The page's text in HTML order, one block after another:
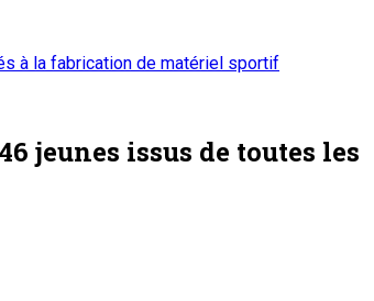
à la fabrication de matériel sportif
jeunes issus de toutes les